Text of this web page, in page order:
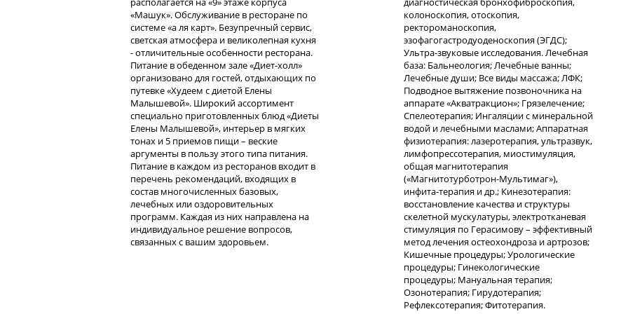
«Машук». Обслуживание в ресторане по
системе «а ля карт». Безупречный сервис,
светская атмосфера и великолепная кухня
- отличительные особенности ресторана.
Питание в обеденном зале «Диет-холл»
организовано для гостей, отдыхающих по
путевке «Худеем с диетой Елены
Малышевой». Широкий ассортимент
специально приготовленных блюд «Диеты
Елены Малышевой», интерьер в мягких
тонах и 5 приемов пищи – веские
аргументы в пользу этого типа питания.
Питание в каждом из ресторанов входит в
перечень рекомендаций, входящих в
состав многочисленных базовых,
лечебных или оздоровительных
программ. Каждая из них направлена на
индивидуальное решение вопросов,
связанных с вашим здоровьем.
колоноскопия, отоскопия,
ректороманоскопия,
эзофагогастродуоденоскопия (ЭГДС);
Ультра-звуковые исследования. Лечебная
база: Бальнеология; Лечебные ванны;
Лечебные души; Все виды массажа; ЛФК;
Подводное вытяжение позвоночника на
аппарате «Акватракцион»; Грязелечение;
Спелеотерапия; Ингаляции с минеральной
водой и лечебными маслами; Аппаратная
физиотерапия: лазеротерапия, ультразвук,
лимфопрессотерапия, миостимуляция,
общая магнитотерапия
(«Магнитотурботрон-Мультимаг»),
инфита-терапия и др.; Кинезотерапия:
восстановление качества и структуры
скелетной мускулатуры, электротканевая
стимуляция по Герасимову – эффективный
метод лечения остеохондроза и артрозов;
Кишечные процедуры; Урологические
процедуры; Гинекологические
процедуры; Мануальная терапия;
Озонотерапия; Гирудотерапия;
Рефлексотерапия; Фитотерапия.